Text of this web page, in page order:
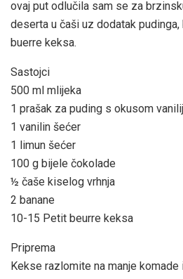
ovaj put odlučila sam se za
deserta u čaši uz dodatak
buerre keksa.
Sastojci
500 ml mlijeka
1 prašak za puding s okusom
1 vanilin šećer
1 limun šećer
100 g bijele čokolade
½ čaše kiselog vrhnja
2 banane
10-15 Petit beurre keksa
Priprema
Kekse razlomite na manje